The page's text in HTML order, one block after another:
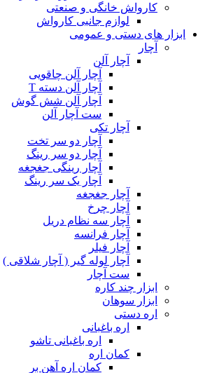
کارواش خانگی و صنعتی
لوازم جانبی کارواش
ابزار های دستی و عمومی
آچار
آچار آلن
آچار آلن چاقویی
آچار آلن دسته T
آچار آلن شش گوش
ست آچار آلن
آچار تکی
آچار دو سر تخت
آچار دو سر رینگ
آچار رینگی جغجغه
آچار یک سر رینگ
آچار جغجغه
آچار چرخ
آچار سه نظام دریل
آچار فرانسه
آچار فیلر
آچار لوله گیر ( آچار شلاقی )
ست آچار
ابزار چند کاره
ابزار سوهان
اره دستی
اره باغبانی
اره باغبانی تاشو
کمان اره
کمان اره آهن بر